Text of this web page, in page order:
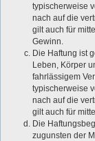
typischerweise
nach auf die
gilt auch für
Gewinn.
Die Haftung ist
Leben, Körper
fahrlässigem
typischerweise
nach auf die
gilt auch für
Die
zugunsten der